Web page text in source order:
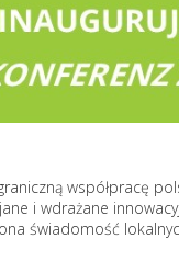
współpracę
i wdrażane
świadomość